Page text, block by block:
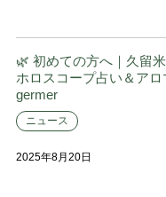
🌿 初めての方へ｜久留
ホロスコープ占い＆ア
germer
ニュース
2025年8月20日